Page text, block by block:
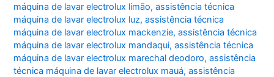
máquina de lavar electrolux limão,assistência técnica
máquina de lavar electrolux luz,assistência técnica
máquina de lavar electrolux mackenzie,assistência técnica
máquina de lavar electrolux mandaqui,assistência técnica
máquina de lavar electrolux marechal deodoro,assistência
técnica máquina de lavar electrolux mauá,assistência